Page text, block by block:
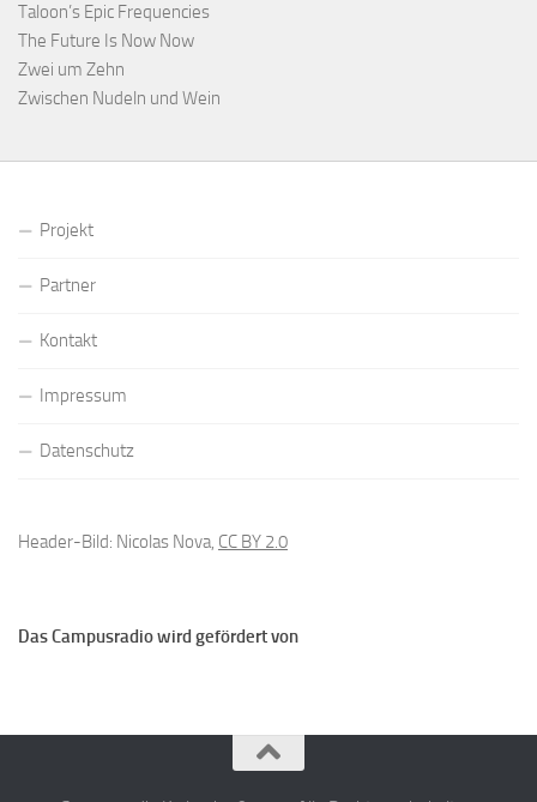
Taloon’s Epic Frequencies
The Future Is Now Now
Zwei um Zehn
Zwischen Nudeln und Wein
Projekt
Partner
Kontakt
Impressum
Datenschutz
Header-Bild: Nicolas Nova, CC BY 2.0
Das Campusradio wird gefördert von